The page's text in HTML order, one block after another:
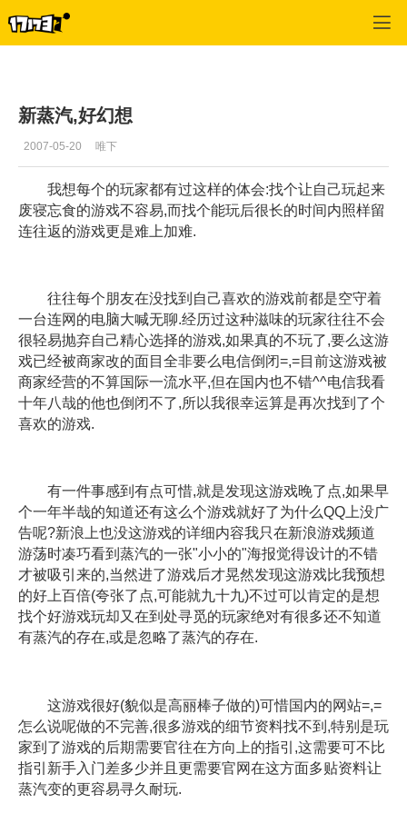
新蒸汽,好幻想
2007-05-20 唯下
我想每个的玩家都有过这样的体会:找个让自己玩起来
废寝忘食的游戏不容易,而找个能玩后很长的时间内照样留
连往返的游戏更是难上加难.
往往每个朋友在没找到自己喜欢的游戏前都是空守着
一台连网的电脑大喊无聊.经历过这种滋味的玩家往往不会
很轻易抛弃自己精心选择的游戏,如果真的不玩了,要么这游
戏已经被商家改的面目全非要么电信倒闭=,=目前这游戏被
商家经营的不算国际一流水平,但在国内也不错^^电信我看
十年八哉的他也倒闭不了,所以我很幸运算是再次找到了个
喜欢的游戏.
有一件事感到有点可惜,就是发现这游戏晚了点,如果早
个一年半哉的知道还有这么个游戏就好了为什么QQ上没广
告呢?新浪上也没这游戏的详细内容我只在新浪游戏频道
游荡时凑巧看到蒸汽的一张"小小的"海报觉得设计的不错
才被吸引来的,当然进了游戏后才晃然发现这游戏比我预想
的好上百倍(夸张了点,可能就九十九)不过可以肯定的是想
找个好游戏玩却又在到处寻觅的玩家绝对有很多还不知道
有蒸汽的存在,或是忽略了蒸汽的存在.
这游戏很好(貌似是高丽棒子做的)可惜国内的网站=,=
怎么说呢做的不完善,很多游戏的细节资料找不到,特别是玩
家到了游戏的后期需要官往在方向上的指引,这需要可不比
指引新手入门差多少并且更需要官网在这方面多贴资料让
蒸汽变的更容易寻久耐玩.